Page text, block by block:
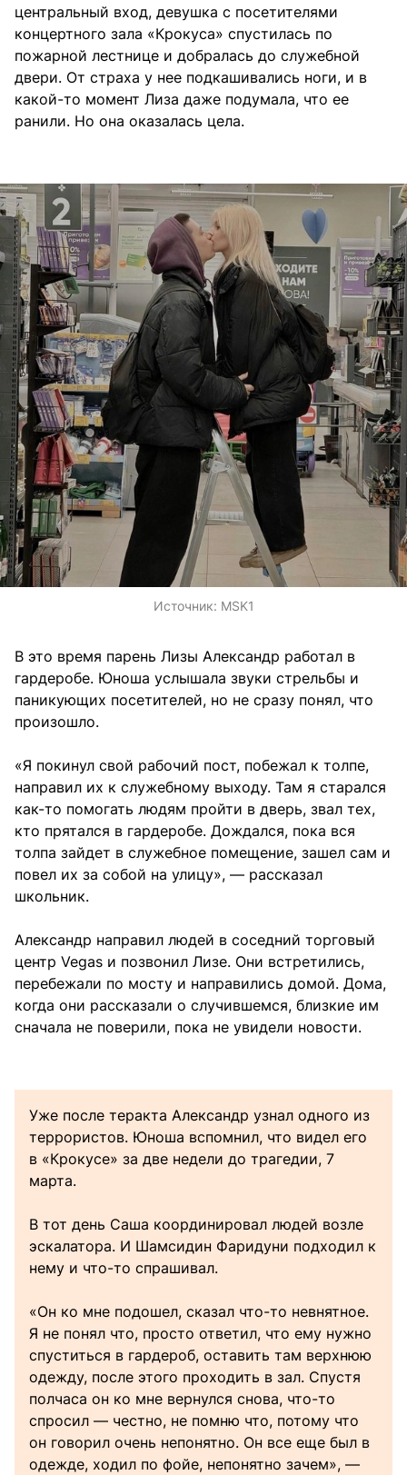
центральный вход, девушка с посетителями
концертного зала «Крокуса» спустилась по
пожарной лестнице и добралась до служебной
двери. От страха у нее подкашивались ноги, и в
какой-то момент Лиза даже подумала, что ее
ранили. Но она оказалась цела.
Источник: MSK1
В это время парень Лизы Александр работал в
гардеробе. Юноша услышала звуки стрельбы и
паникующих посетителей, но не сразу понял, что
произошло.
«Я покинул свой рабочий пост, побежал к толпе,
направил их к служебному выходу. Там я старался
как-то помогать людям пройти в дверь, звал тех,
кто прятался в гардеробе. Дождался, пока вся
толпа зайдет в служебное помещение, зашел сам и
повел их за собой на улицу», — рассказал
школьник.
Александр направил людей в соседний торговый
центр Vegas и позвонил Лизе. Они встретились,
перебежали по мосту и направились домой. Дома,
когда они рассказали о случившемся, близкие им
сначала не поверили, пока не увидели новости.
Уже после теракта Александр узнал одного из
террористов. Юноша вспомнил, что видел его
в «Крокусе» за две недели до трагедии, 7
марта.
В тот день Саша координировал людей возле
эскалатора. И Шамсидин Фаридуни подходил к
нему и что-то спрашивал.
«Он ко мне подошел, сказал что-то невнятное.
Я не понял что, просто ответил, что ему нужно
спуститься в гардероб, оставить там верхнюю
одежду, после этого проходить в зал. Спустя
полчаса он ко мне вернулся снова, что-то
спросил — честно, не помню что, потому что
он говорил очень непонятно. Он все еще был в
одежде, ходил по фойе, непонятно зачем», —